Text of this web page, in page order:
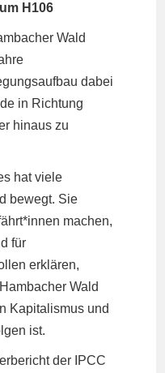
H106
Wald
dabei
in Richtung
hinaus zu
hat viele
bewegt. Sie
machen,
für
erklären,
Wald
Kapitalismus und
ist.
der IPCC